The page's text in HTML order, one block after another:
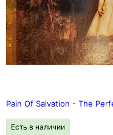
Pain Of Salvation - The
Есть в наличии